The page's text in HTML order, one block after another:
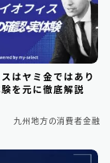
はヤミ金ではあり
を元に徹底解説
九州地方の消費者金融